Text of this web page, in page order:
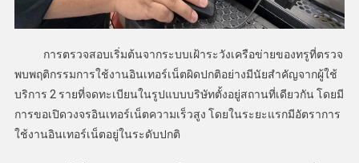
การตรวจสอบเริ่มต้นจากระบบเฝ้าระวังเครือข่ายของทรูที่ตรวจ
พบพฤติกรรมการใช้งานอินเทอร์เน็ตผิดปกติอย่างมีนัยสำคัญจากผู้ใช้
บริการ 2 รายที่จดทะเบียนในรูปแบบบริษัทตั้งอยู่สถานที่เดียวกัน โดยมี
การขอเปิดวงจรอินเทอร์เน็ตความเร็วสูง โดยในระยะแรกมีอัตราการ
ใช้งานอินเทอร์เน็ตอยู่ในระดับปกติ